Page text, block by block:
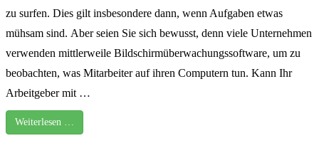
zu surfen. Dies gilt insbesondere dann, wenn Aufgaben etwas
mühsam sind. Aber seien Sie sich bewusst, denn viele Unternehmen
verwenden mittlerweile Bildschirmüberwachungssoftware, um zu
beobachten, was Mitarbeiter auf ihren Computern tun. Kann Ihr
Arbeitgeber mit …
Weiterlesen …